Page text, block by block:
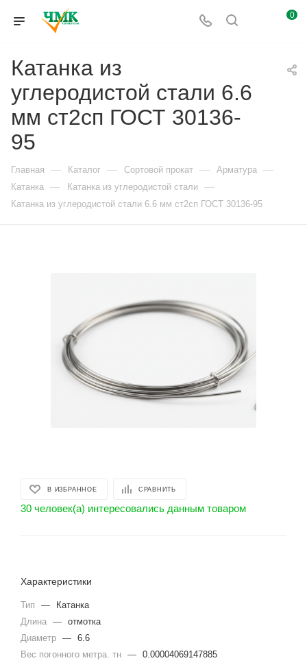
0
Катанка из
углеродистой стали 6.6
мм ст2сп ГОСТ 30136-
95
Главная — Каталог — Сортовой прокат — Арматура —
Катанка — Катанка из углеродистой стали —
Катанка из углеродистой стали 6.6 мм ст2сп ГОСТ 30136-95
В ИЗБРАННОЕ СРАВНИТЬ
30 человек(а) интересовались данным товаром
Характеристики
Тип —
Катанка
Длина — отмотка
Диаметр — 6.6
Вес погонного метра. тн — 0.00004069147885